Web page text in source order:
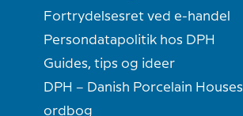
Fortrydelsesret ved e-handel
Persondatapolitik hos DPH
Guides, tips og ideer
DPH – Danish Porcelain Houses
ordbog